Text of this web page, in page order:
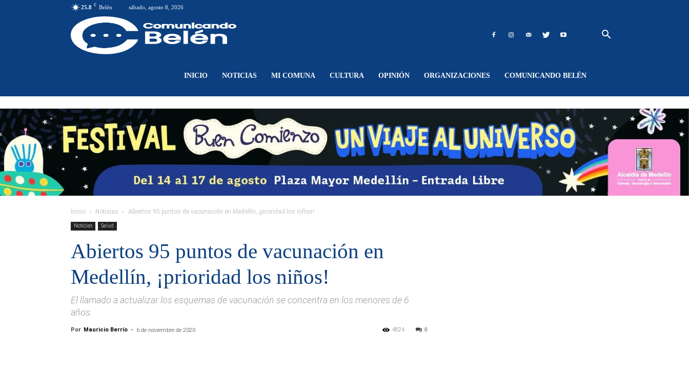
25.8 C Belén sábado, agosto 8, 2026
Belén
INICIO NOTICIAS MI COMUNA CULTURA OPINIÓN ORGANIZACIONES COMUNICANDO BELÉN
Inicio Noticias Abiertos 95 puntos de vacunación en Medellín, ¡prioridad los niños!
Noticias Salud
Abiertos 95 puntos de vacunación en
Medellín, ¡prioridad los niños!
El llamado a actualizar los esquemas de vacunación se concentra en los menores de 6
años.
Por Mauricio Berrío - 6 de noviembre de 2020 0
4824